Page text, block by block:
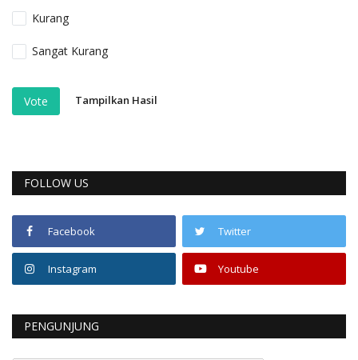
Kurang
Sangat Kurang
Vote Tampilkan Hasil
FOLLOW US
Facebook Twitter
Instagram Youtube
PENGUNJUNG